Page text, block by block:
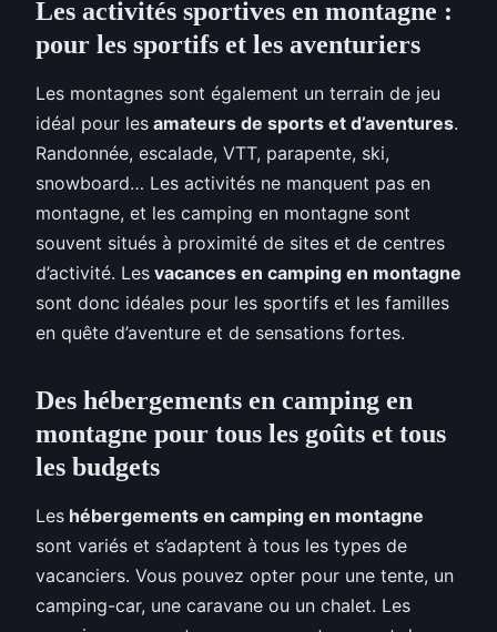
Les activités sportives en montagne :
pour les sportifs et les aventuriers
Les montagnes sont également un terrain de jeu
idéal pour les amateurs de sports et d’aventures.
Randonnée, escalade, VTT, parapente, ski,
snowboard… Les activités ne manquent pas en
montagne, et les camping en montagne sont
souvent situés à proximité de sites et de centres
d’activité. Les vacances en camping en montagne
sont donc idéales pour les sportifs et les familles
en quête d’aventure et de sensations fortes.
Des hébergements en camping en
montagne pour tous les goûts et tous
les budgets
Les hébergements en camping en montagne
sont variés et s’adaptent à tous les types de
vacanciers. Vous pouvez opter pour une tente, un
camping-car, une caravane ou un chalet. Les